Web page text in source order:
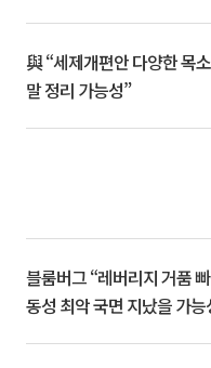
與 “세제개편안 다양한 목
말 정리 가능성”
블룸버그 “레버리지 거품
동성 최악 국면 지났을 가능